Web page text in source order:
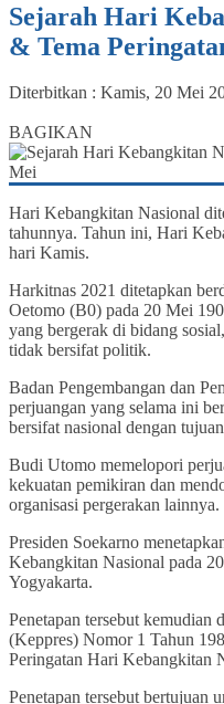
Sejarah Hari
& Tema
Diterbitkan : Kamis, 20 Mei
BAGIKAN
Hari Kebangkitan Nasional
tahunnya. Tahun ini, Hari
hari Kamis.
Harkitnas 2021 ditetapkan
Oetomo (B0) pada 20 Mei
yang bergerak di bidang
tidak bersifat politik.
Badan Pengembangan dan
perjuangan yang selama ini
bersifat nasional dengan
Budi Utomo memelopori
kekuatan pemikiran dan
organisasi pergerakan lainnya.
Presiden Soekarno
Kebangkitan Nasional pada
Yogyakarta.
Penetapan tersebut kemudian
(Keppres) Nomor 1 Tahun
Peringatan Hari Kebangkitan
Penetapan tersebut bertujuan